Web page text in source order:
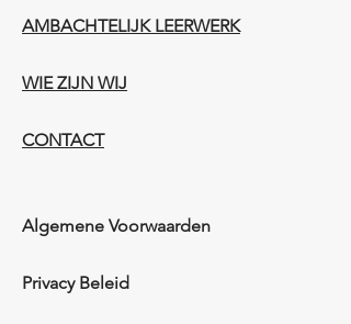
AMBACHTELIJK LEERWERK​
WIE ZIJN WIJ​​
CONTACT
Algemene Voorwaarden
Privacy Beleid